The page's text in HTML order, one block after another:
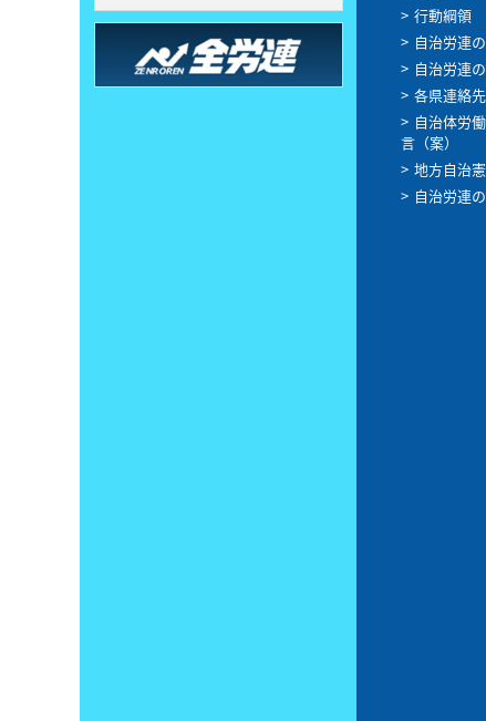
行動綱領
自治労連
自治労連
各県連絡先
自治体労
言（案）
地方自治憲
自治労連